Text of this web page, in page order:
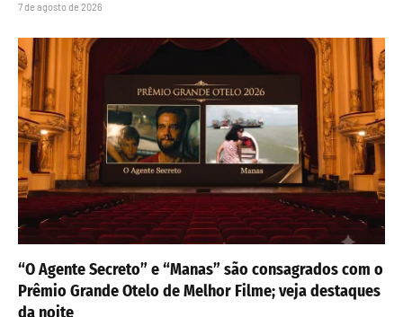
7 de agosto de 2026
“O Agente Secreto” e “Manas” são consagrados com o
Prêmio Grande Otelo de Melhor Filme; veja destaques
da noite